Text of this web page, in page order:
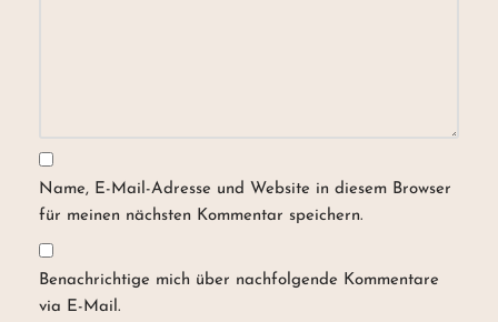
Name, E-Mail-Adresse und Website in diesem Browser
für meinen nächsten Kommentar speichern.
Benachrichtige mich über nachfolgende Kommentare
via E-Mail.